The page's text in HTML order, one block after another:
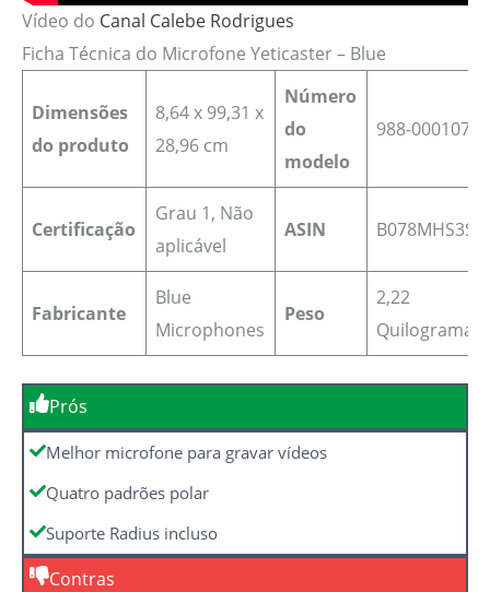
Vídeo do Canal Calebe Rodrigues
Ficha Técnica do Microfone Yeticaster – Blue
Dimensões
do produto
8,64 x 99,31 x
28,96 cm
Número
do
modelo
988-000107
Certificação
‎Grau 1, Não
aplicável
ASIN B078MHS3SC
Fabricante
Blue
Microphones
Peso
2,22
Quilogramas
Prós
Melhor microfone para gravar vídeos
Quatro padrões polar
Suporte Radius incluso
Contras